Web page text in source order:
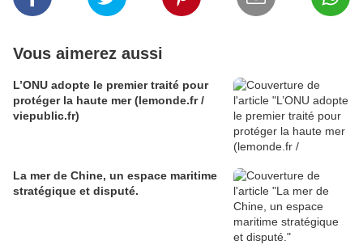
Vous aimerez aussi
L’ONU adopte le premier traité pour
protéger la haute mer (lemonde.fr /
viepublic.fr)
La mer de Chine, un espace maritime
stratégique et disputé.